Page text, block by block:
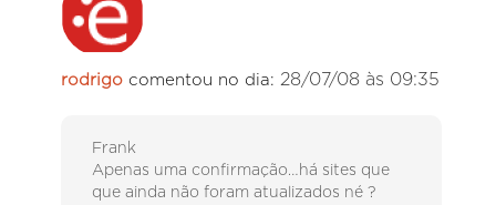
rodrigo comentou no dia: 28/07/08 às 09:35
Frank
Apenas uma confirmação…há sites que
que ainda não foram atualizados né ?